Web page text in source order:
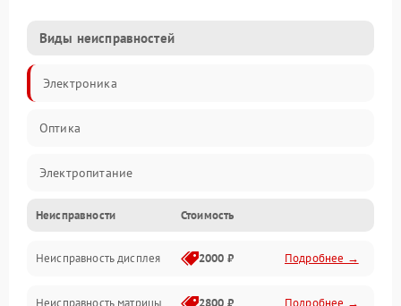
Виды неисправностей
Электроника
Оптика
Электропитание
Видео
ПО
Неисправности Стоимость
Неисправность дисплея 2000 ₽ Подробнее →
Неисправность матрицы 2800 ₽ Подробнее →